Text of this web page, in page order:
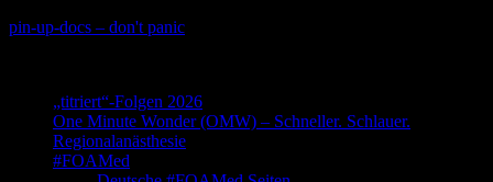
Skip
pin-up-docs – don't panic
„titriert“-Folgen 2026
One Minute Wonder (OMW) – Schneller. Schlauer.
Regionalanästhesie
#FOAMed